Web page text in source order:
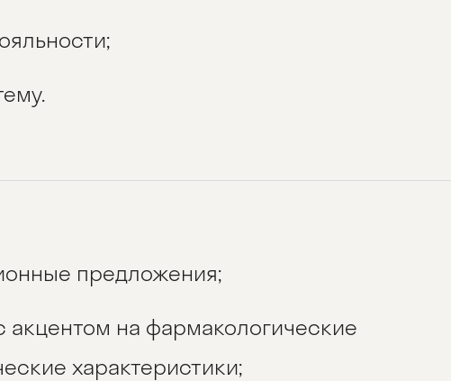
предложения;
акцентом на фармакологические
характеристики;